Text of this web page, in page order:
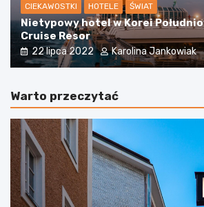
CIEKAWOSTKI HOTELE ŚWIAT
Nietypowy hotel w Korei
Cruise Resor
22 lipca 2022 Karolina Jankowiak
Warto przeczytać